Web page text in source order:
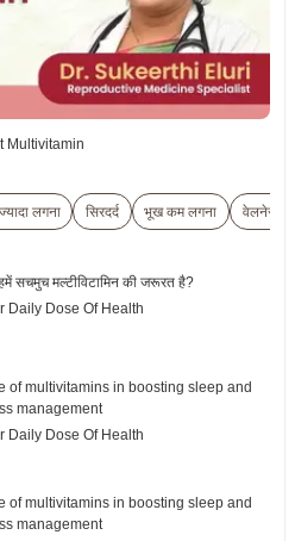
Multivitamin
लगना सिरदर्द भूख कम लगना वेलनेस
सचमुच मल्टीविटामिन की जरूरत है?
Daily Dose Of Health
of multivitamins in boosting sleep and
management
Daily Dose Of Health
of multivitamins in boosting sleep and
management